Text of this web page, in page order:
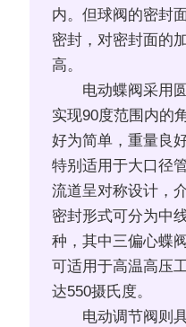
内。但球阀的密封
密封，对密封面的
高。
电动蝶阀采用
实现90度范围内的
好为简单，重量良
特别适用于大口径
流道呈对称设计，
密封形式可分为中
种，其中三偏心蝶
可适用于高温高压
达550摄氏度。
电动调节阀则